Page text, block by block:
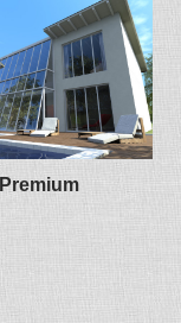
Premium